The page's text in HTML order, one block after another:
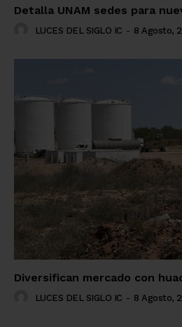
Detalla UNAM sedes para
LUCES DEL SIGLO IC - 8 Agosto,
Diversifican mercado con
LUCES DEL SIGLO IC - 8 Agosto,